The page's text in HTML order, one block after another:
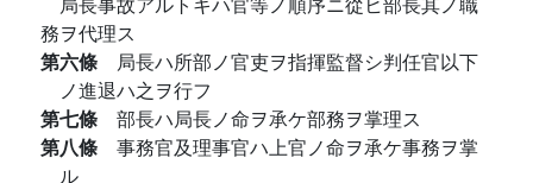
務ヲ代理ス
第六條 局長ハ所部ノ官吏ヲ指揮監督シ判任官以下
ノ進退ハ之ヲ行フ
第七條 部長ハ局長ノ命ヲ承ケ部務ヲ掌理ス
第八條 事務官及理事官ハ上官ノ命ヲ承ケ事務ヲ掌
ル